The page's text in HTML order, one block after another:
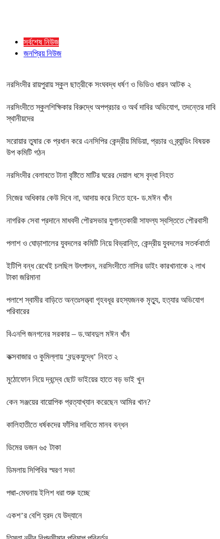
সর্বশেষ নিউজ
জনপ্রিয় নিউজ
নরসিংদীর রায়পুরায় স্কুল ছাত্রীকে সংঘবদ্ধ ধর্ষণ ও ভিডিও ধারন আটক ২
নরসিংদীতে স্কুলশিক্ষিকার বিরুদ্ধে অপপ্রচার ও অর্থ দাবির অভিযোগ, তদন্তের দাবি
স্থানীয়দের
সরোয়ার তুষার কে প্রধান করে এনসিপির কেন্দ্রীয় মিডিয়া, প্রচার ও ব্র্যান্ডিং বিষয়ক
উপ কমিটি গঠন
নরসিংদীর বেলাবতে টানা বৃষ্টিতে মাটির ঘরের দেয়াল ধসে বৃদ্ধা নিহত
নিজের অধিকার কেউ দিবে না, আদায় করে নিতে হবে- ড.মঈন খাঁন
নাগরিক সেবা প্রদানে মাধবদী পৌরসভার যুগান্তকারী সাফল্য স্বস্তিতে পৌরবাসী
পলাশ ও ঘোড়াশালের যুবদলের কমিটি নিয়ে বিভ্রান্তি, কেন্দ্রীয় যুবদলের সতর্কবার্তা
ইটিপি বন্ধ রেখেই চলছিল উৎপাদন, নরসিংদীতে নাসির ডাইং কারখানাকে ২ লাখ
টাকা জরিমানা
পলাশে স্বামীর বাড়িতে অন্তঃসত্ত্বা গৃহবধূর রহস্যজনক মৃত্যু, হত্যার অভিযোগ
পরিবারের
বিএনপি জনগনের সরকার – ড.আবদুল মঈন খাঁন
কক্সবাজার ও কুমিল্লায় ‘বন্দুকযুদ্ধে’ নিহত ২
মুঠোফোন নিয়ে দ্বন্দ্বে ছোট ভাইয়ের হাতে বড় ভাই খুন
কেন সঞ্জয়ের বায়োপিক প্রত্যাখ্যান করেছেন আমির খান?
কালিহাতীতে ধর্ষকদের ফাঁসির দাবিতে মানব বন্ধন
ডিমের ডজন ৬৫ টাকা
ডিমলায় সিপিবির স্মরণ সভা
পদ্মা-মেঘনায় ইলিশ ধরা শুরু হচ্ছে
একশ’র বেশি হ্রদ যে উদ্যানে